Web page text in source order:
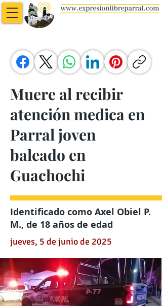
Muere al recibir
atención medica en
Parral joven
baleado en
Guachochi
Identificado como Axel Obiel P.
M., de 18 años de edad
jueves, 5 de junio de 2025